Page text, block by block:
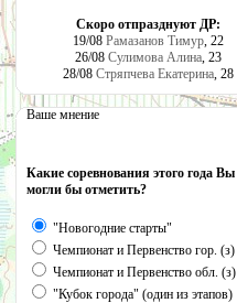
Скоро отпразднуют ДР:
19/08 Рамазанов Тимур, 22
26/08 Сулимова Алина, 23
28/08 Стряпчева Екатерина, 28
Ваше мнение
Какие соревнования этого года Вы
могли бы отметить?
"Новогодние старты"
Чемпионат и Первенство гор. (з)
Чемпионат и Первенство обл. (з)
"Кубок города" (один из этапов)